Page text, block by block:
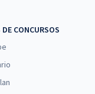
DE CONCURSOS